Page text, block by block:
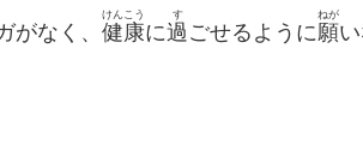
がなく、 健康
けんこう
に過
す
ごせるように願
ねが